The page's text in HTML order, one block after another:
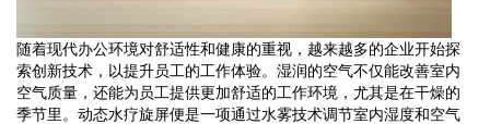
随着现代办公环境对舒适性和健康的重视，越来越多的企业开始探
索创新技术，以提升员工的工作体验。湿润的空气不仅能改善室内
空气质量，还能为员工提供更加舒适的工作环境，尤其是在干燥的
季节里。动态水疗旋屏便是一项通过水雾技术调节室内湿度和空气